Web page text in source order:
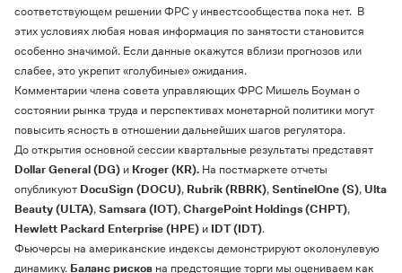
соответствующем решении ФРС у инвестсообщества пока нет. В
этих условиях любая новая информация по занятости становится
особенно значимой. Если данные окажутся вблизи прогнозов или
слабее, это укрепит «голубиные» ожидания.
Комментарии члена совета управляющих ФРС Мишель Боуман о
состоянии рынка труда и перспективах монетарной политики могут
повысить ясность в отношении дальнейших шагов регулятора.
До открытия основной сессии квартальные результаты представят
Dollar General (DG) и Kroger (KR). На постмаркете отчеты
опубликуют DocuSign (DOCU), Rubrik (RBRK), SentinelOne (S), Ulta
Beauty (ULTA), Samsara (IOT), ChargePoint Holdings (CHPT),
Hewlett Packard Enterprise (HPE) и IDT(IDT).
Фьючерсы на американские индексы демонстрируют околонулевую
динамику. Баланс рисков на предстоящие торги мы оцениваем как